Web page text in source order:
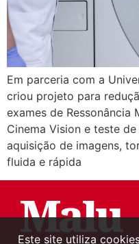
Em parceria com a
criou projeto para
exames de Ressonância
Cinema Vision e teste
aquisição de imagens,
fluida e rápida
Este site utiliza